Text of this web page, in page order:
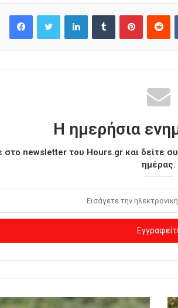
Η ημερήσια
στο newsletter του Hours.gr και δείτε
ημέρας.